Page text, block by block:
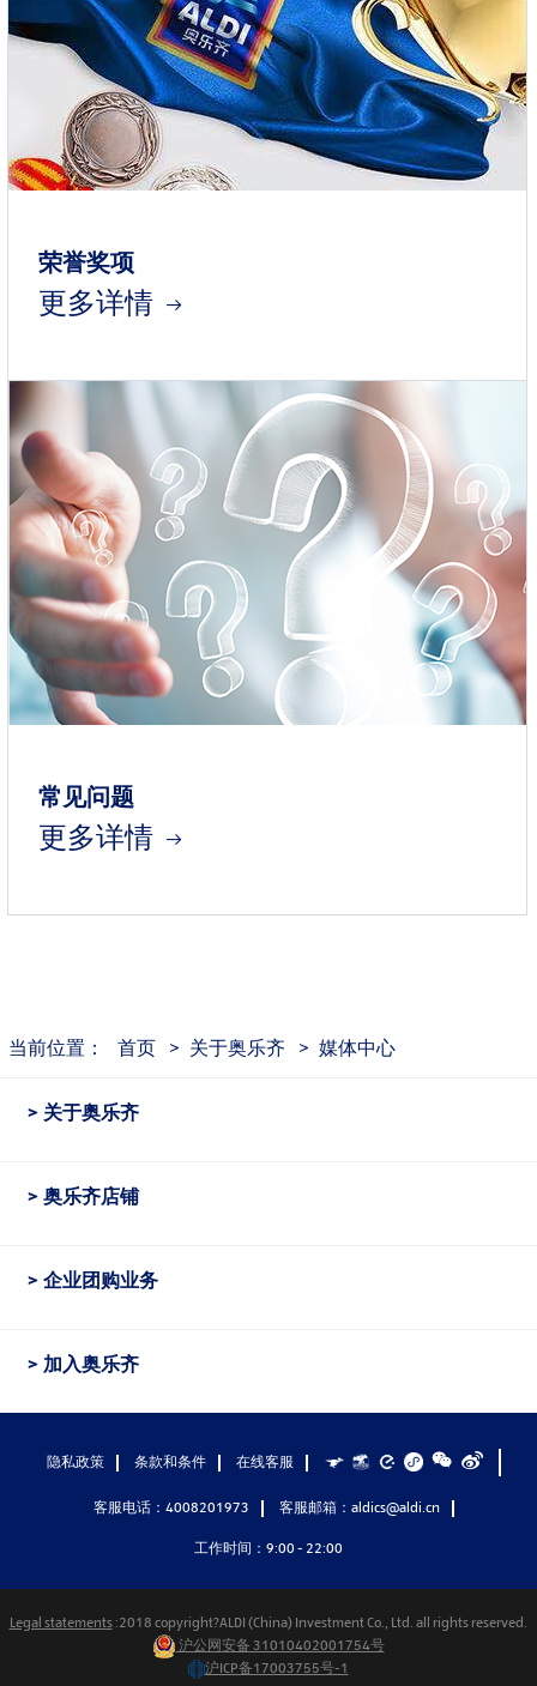
荣誉奖项
更多详情
常见问题
更多详情
当前位置： 首页 > 关于奥乐齐 > 媒体中心
关于奥乐齐
奥乐齐店铺
企业团购业务
加入奥乐齐
隐私政策 条款和条件 在线客服
客服电话：4008201973 客服邮箱：aldics@aldi.cn
工作时间：9:00 - 22:00
Legal statements:2018 copyright?ALDI (China) Investment Co., Ltd. all rights reserved.
沪公网安备 31010402001754号
沪ICP备17003755号-1